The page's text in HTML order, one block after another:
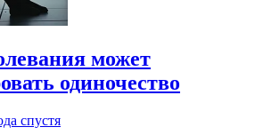
может
одиночество
спустя